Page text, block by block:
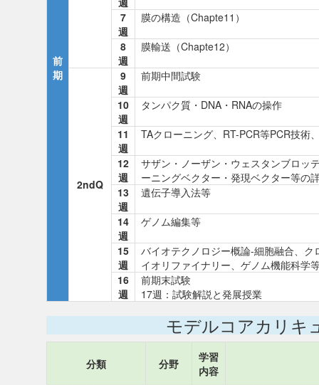
前
期
7
週
膜の構造（Chapte11）
8
週
膜輸送（Chapte12）
2ndQ
9
週
前期中間試験
10
週
タンパク質・DNA・RNAの操作
11
週
TAクローニング、RT-PCR等PCR技術
12
週
サザン・ノーザン・ウェスタンブロッ
ーニングベクター・発現ベクター等の
13
週
遺伝子導入法等
14
週
ゲノム編集等
15
週
バイオテクノロジー概論-細胞融合、ク
イオリファイナリー、ゲノム機能科学
16
週
前期末試験
17週：試験解説と発展授業
モデルコアカリキ
分類 分野
学習
内容